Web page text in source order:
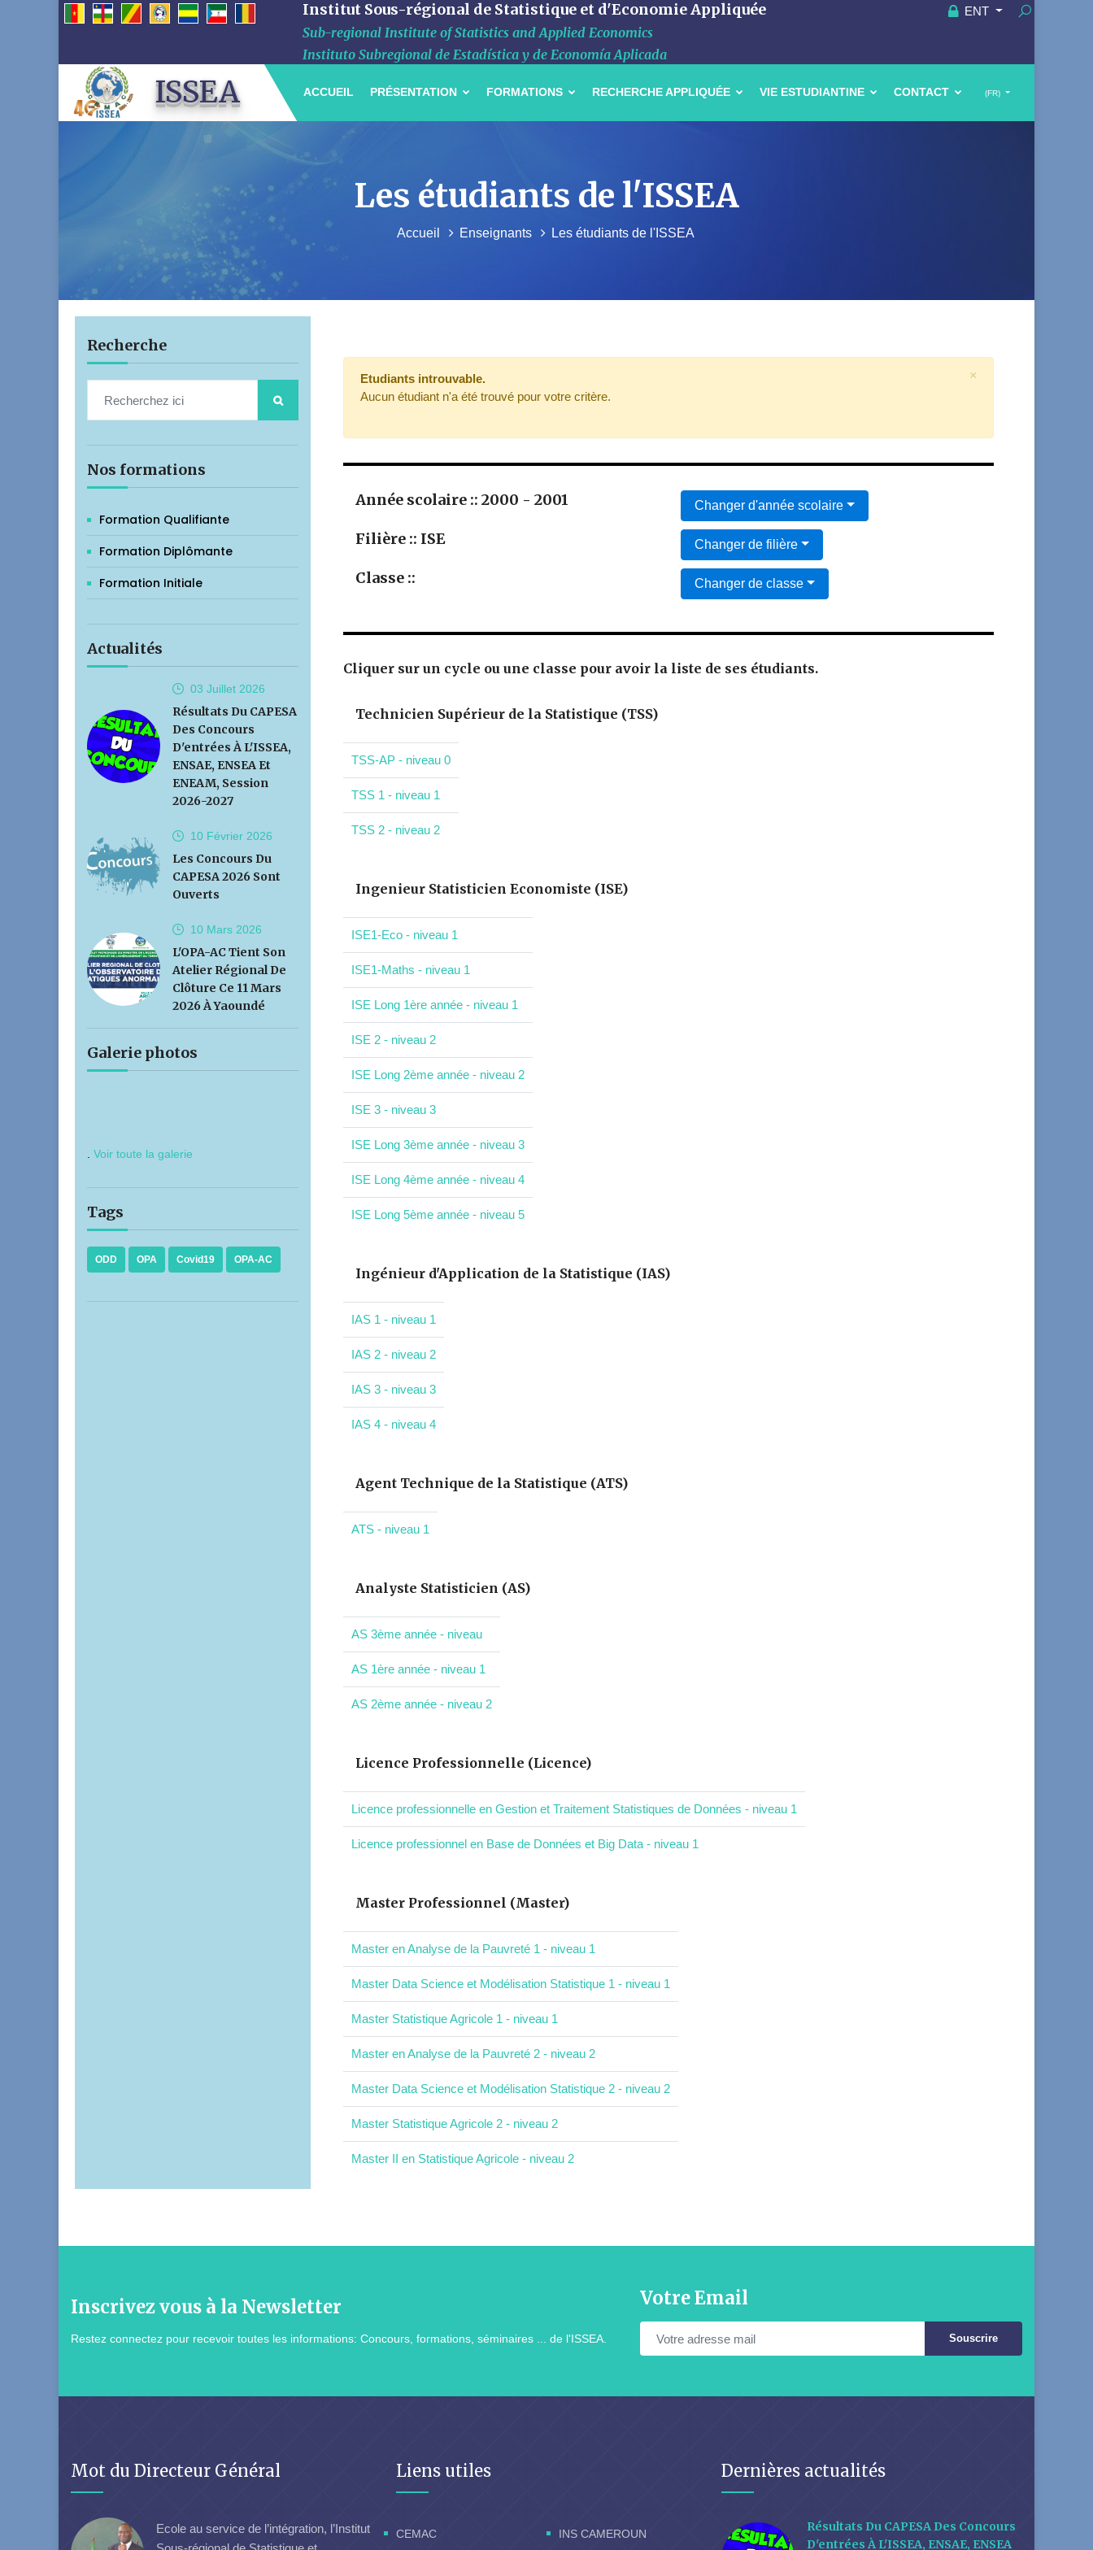
Institut Sous-régional de Statistique et d'Economie Appliquée
Sub-regional Institute of Statistics and Applied Economics
Instituto Subregional de Estadística y de Economía Aplicada
ENT
ISSEA (FR)
ACCUEIL PRÉSENTATION FORMATIONS RECHERCHE APPLIQUÉE VIE ESTUDIANTINE CONTACT
Les étudiants de l'ISSEA
Accueil Enseignants Les étudiants de l'ISSEA
Recherche
Nos formations
Formation Qualifiante
Formation Diplômante
Formation Initiale
Actualités
03 Juillet 2026
Résultats Du CAPESA
Des Concours
D'entrées À L'ISSEA,
ENSAE, ENSEA Et
ENEAM, Session
2026-2027
10 Février 2026
Les Concours Du
CAPESA 2026 Sont
Ouverts
10 Mars 2026
L'OPA-AC Tient Son
Atelier Régional De
Clôture Ce 11 Mars
2026 À Yaoundé
Galerie photos
Voir toute la galerie
Tags
ODD OPA Covid19 OPA-AC
Etudiants introuvable.
Aucun étudiant n'a été trouvé pour votre critère.
×
Année scolaire :: 2000 - 2001 Changer d'année scolaire
Filière :: ISE Changer de filière
Classe :: Changer de classe
Cliquer sur un cycle ou une classe pour avoir la liste de ses étudiants.
Technicien Supérieur de la Statistique (TSS)
TSS-AP - niveau 0
TSS 1 - niveau 1
TSS 2 - niveau 2
Ingenieur Statisticien Economiste (ISE)
ISE1-Eco - niveau 1
ISE1-Maths - niveau 1
ISE Long 1ère année - niveau 1
ISE 2 - niveau 2
ISE Long 2ème année - niveau 2
ISE 3 - niveau 3
ISE Long 3ème année - niveau 3
ISE Long 4ème année - niveau 4
ISE Long 5ème année - niveau 5
Ingénieur d'Application de la Statistique (IAS)
IAS 1 - niveau 1
IAS 2 - niveau 2
IAS 3 - niveau 3
IAS 4 - niveau 4
Agent Technique de la Statistique (ATS)
ATS - niveau 1
Analyste Statisticien (AS)
AS 3ème année - niveau
AS 1ère année - niveau 1
AS 2ème année - niveau 2
Licence Professionnelle (Licence)
Licence professionnelle en Gestion et Traitement Statistiques de Données - niveau 1
Licence professionnel en Base de Données et Big Data - niveau 1
Master Professionnel (Master)
Master en Analyse de la Pauvreté 1 - niveau 1
Master Data Science et Modélisation Statistique 1 - niveau 1
Master Statistique Agricole 1 - niveau 1
Master en Analyse de la Pauvreté 2 - niveau 2
Master Data Science et Modélisation Statistique 2 - niveau 2
Master Statistique Agricole 2 - niveau 2
Master II en Statistique Agricole - niveau 2
Inscrivez vous à la Newsletter
Restez connectez pour recevoir toutes les informations: Concours, formations, séminaires ... de l'ISSEA.
Votre Email
Souscrire
Mot du Directeur Général
Ecole au service de l’intégration, l’Institut
Liens utiles
CEMAC INS CAMEROUN
Dernières actualités
Résultats Du CAPESA Des Concours
D'entrées À L'ISSEA, ENSAE, ENSEA